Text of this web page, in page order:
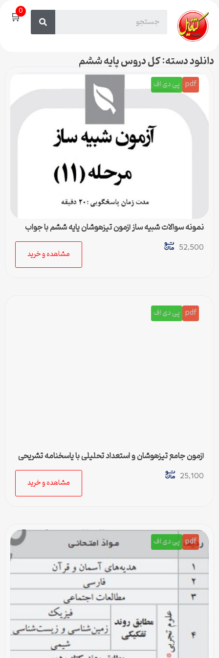
🛒0
دانلود دسته: کل دروس پایه ششم
pdf پی دی اف
نمونه سوالات شبیه ساز آزمون تیزهوشان پایه ششم با جواب
52,500
مشاهده و خرید
pdf پی دی اف
آزمون جامع تیزهوشان و استعداد تحلیلی با پاسخنامه تشریحی
برای تمام درس‌ها
25,100
مشاهده و خرید
pdf پی دی اف